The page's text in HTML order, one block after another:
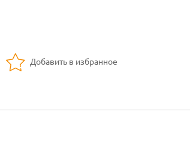
Добавить в избранное